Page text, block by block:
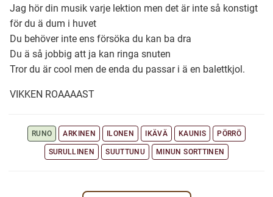
Bidumsámegiella (Pitesamiska)
Ubmejesámiengiälla (Umesamiska)
Arli (Romska)
Jag hör din musik varje lektion men det är inte så konstigt
för du ä dum i huvet
Du behöver inte ens försöka du kan ba dra
Du ä så jobbig att ja kan ringa snuten
Tror du är cool men de enda du passar i ä en balettkjol.
VIKKEN ROAAAAST
RUNO ARKINEN ILONEN IKÄVÄ KAUNIS PÖRRÖ
SURULLINEN SUUTTUNU MINUN SORTTINEN